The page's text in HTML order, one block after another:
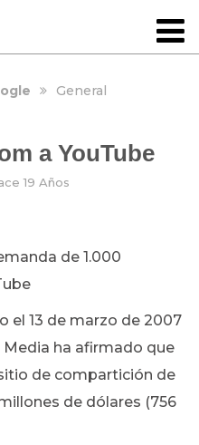
General
a YouTube
19 Años
de 1.000
el 13 de marzo de 2007
Media ha afirmado que
de compartición de
de dólares (756